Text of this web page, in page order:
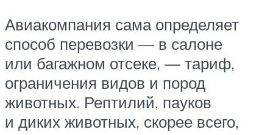
Авиакомпания сама определяет
способ перевозки — в салоне
или багажном отсеке, — тариф,
ограничения видов и пород
животных. Рептилий, пауков
и диких животных, скорее всего,